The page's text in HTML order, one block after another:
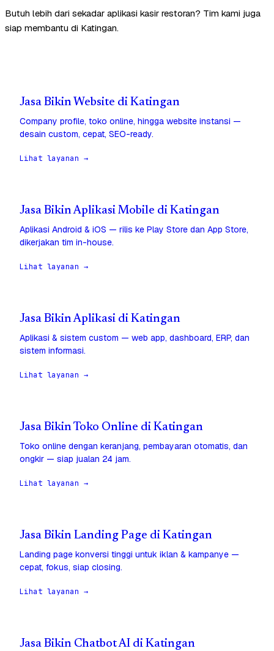
Butuh lebih dari sekadar aplikasi kasir restoran? Tim kami juga
siap membantu di Katingan.
Jasa Bikin Website di Katingan
Company profile, toko online, hingga website instansi —
desain custom, cepat, SEO-ready.
Lihat layanan →
Jasa Bikin Aplikasi Mobile di Katingan
Aplikasi Android & iOS — rilis ke Play Store dan App Store,
dikerjakan tim in-house.
Lihat layanan →
Jasa Bikin Aplikasi di Katingan
Aplikasi & sistem custom — web app, dashboard, ERP, dan
sistem informasi.
Lihat layanan →
Jasa Bikin Toko Online di Katingan
Toko online dengan keranjang, pembayaran otomatis, dan
ongkir — siap jualan 24 jam.
Lihat layanan →
Jasa Bikin Landing Page di Katingan
Landing page konversi tinggi untuk iklan & kampanye —
cepat, fokus, siap closing.
Lihat layanan →
Jasa Bikin Chatbot AI di Katingan